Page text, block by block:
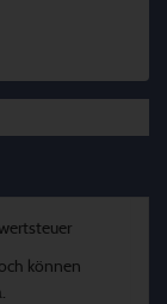
können